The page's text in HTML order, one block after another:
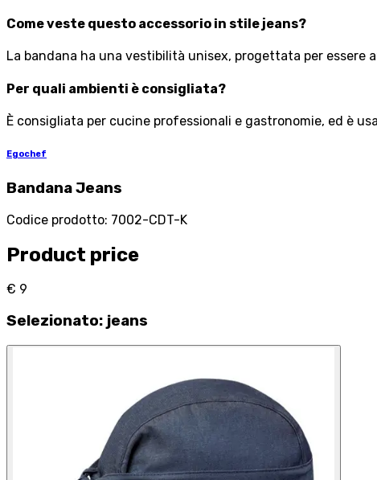
Come veste questo accessorio in stile jeans?
La bandana ha una vestibilità unisex, progettata per
Per quali ambienti è consigliata?
È consigliata per cucine professionali e gastronomie, ed è
Egochef
Bandana Jeans
Codice prodotto: 7002-CDT-K
Product price
€ 9
Selezionato: jeans